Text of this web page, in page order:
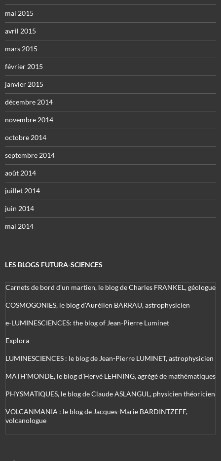
mai 2015
avril 2015
mars 2015
février 2015
janvier 2015
décembre 2014
novembre 2014
octobre 2014
septembre 2014
août 2014
juillet 2014
juin 2014
mai 2014
LES BLOGS FUTURA-SCIENCES
Carnets de bord d’un martien, le blog de Charles FRANKEL, géologue
COSMOGONIES, le blog d'Aurélien BARRAU, astrophysicien
e-LUMINESCIENCES: the blog of Jean-Pierre Luminet
Explora
LUMINESCIENCES : le blog de Jean-Pierre LUMINET, astrophysicien
MATH'MONDE, le blog d'Hervé LEHNING, agrégé de mathématiques
PHYSMATIQUES, le blog de Claude ASLANGUL, physicien théoricien
VOLCANMANIA : le blog de Jacques-Marie BARDINTZEFF,
volcanologue